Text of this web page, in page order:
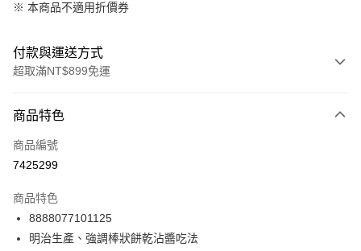
※ 本商品不適用折價券
付款與運送方式
超取滿NT$899免運
信用卡一次付款
超商取貨付款
Apple Pay
街口支付
商品特色
商品編號
7425299
商品特色
8888077101125
明治生產、強調棒狀餅乾沾醬吃法